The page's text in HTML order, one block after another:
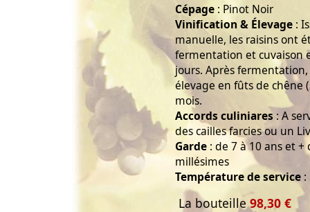
Cépage : Pinot Noir
Vinification & Élevage :
manuelle, les raisins ont
fermentation et cuvaison
jours. Après
élevage en fûts de chêne
mois.
Accords culiniares : A
des cailles farcies ou un
Garde : de 7 à 10 ans et
millésimes
Température de service :
La bouteille98,30 €